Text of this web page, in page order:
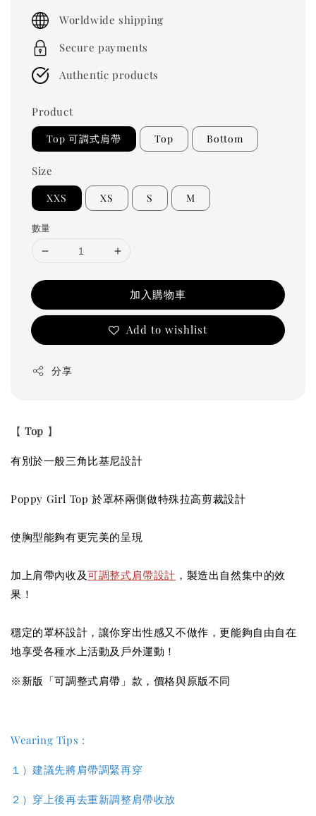
price
Worldwide shipping
Secure payments
Authentic products
Product
Top 可調式肩帶 Top Bottom
Size
XXS XS S M
數量
加入購物車
Add to wishlist
分享
【Top 】
有別於一般三角比基尼設計
Poppy Girl Top 於罩杯兩側做特殊拉高剪裁設計
使胸型能夠有更完美的呈現
加上肩帶內收及可調整式肩帶設計 ，製造出自然集中的效
果！
穩定的罩杯設計，讓你穿出性感又不做作，更能夠自由自在
地享受各種水上活動及戶外運動！
※新版「可調整式肩帶」款，價格與原版不同
Wearing Tips :
１）建議先將肩帶調緊再穿
２）穿上後再去重新調整肩帶收放